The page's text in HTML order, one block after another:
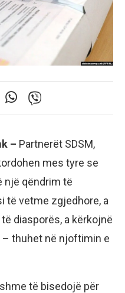
– Partnerët SDSM,
mes tyre se
një qëndrim të
të vetme zgjedhore, a
diasporës, a kërkojnë
thuhet në njoftimin e
të bisedojë për